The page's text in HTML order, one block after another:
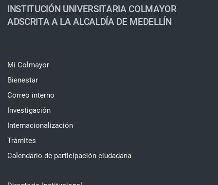
INSTITUCIÓN UNIVERSITARIA COLMAYOR
ADSCRITA A LA ALCALDÍA DE MEDELLÍN
Mi Colmayor
Bienestar
Correo interno
Investigación
Internacionalización
Trámites
Calendario de participación ciudadana